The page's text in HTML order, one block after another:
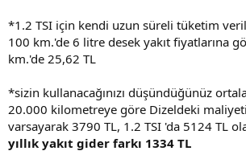
*1.2 TSI için kendi uzun süreli tüketim
100 km.'de 6 litre desek yakıt fiyatlarına
km.'de 25,62 TL
*sizin kullanacağınızı düşündüğünüz
20.000 kilometreye göre Dizeldeki
varsayarak 3790 TL, 1.2 TSI 'da 5124 TL
yıllık yakıt gider farkı 1334 TL